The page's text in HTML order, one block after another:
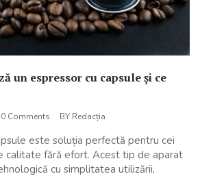
un espressor cu capsule și ce
0 Comments BY Redacția
este soluția perfectă pentru cei
calitate fără efort. Acest tip de aparat
cu simplitatea utilizării,